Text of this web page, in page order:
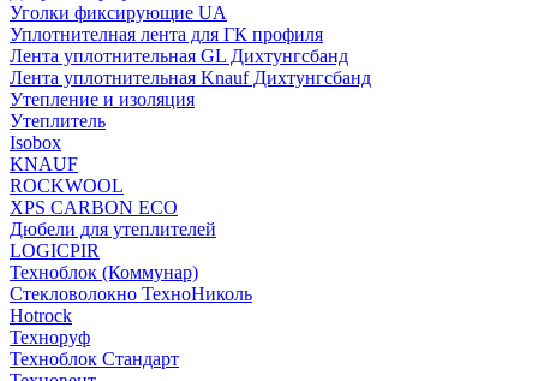
Уголки фиксирующие UA
Уплотнителная лента для ГК профиля
Лента уплотнительная GL Дихтунгсбанд
Лента уплотнительная Knauf Дихтунгсбанд
Утепление и изоляция
Утеплитель
Isobox
KNAUF
ROCKWOOL
XPS CARBON ECO
Дюбели для утеплителей
LOGICPIR
Техноблок (Коммунар)
Стекловолокно ТехноНиколь
Hotrock
Технoруф
Техноблок Стандарт